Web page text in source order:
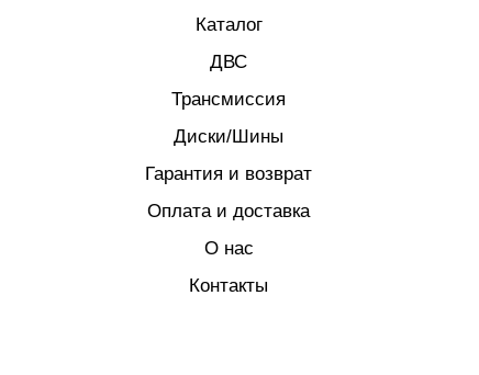
Каталог
ДВС
Трансмиссия
Диски/Шины
Гарантия и возврат
Оплата и доставка
О нас
Контакты